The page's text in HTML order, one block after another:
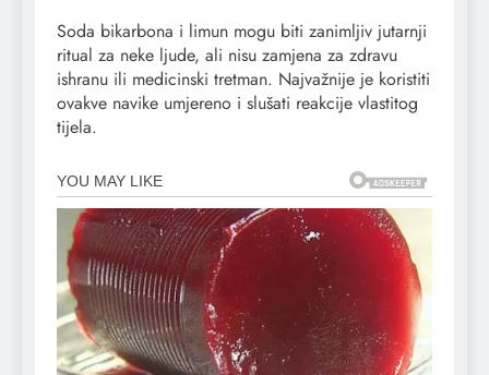
Soda bikarbona i limun mogu biti zanimljiv jutarnji
ritual za neke ljude, ali nisu zamjena za zdravu
ishranu ili medicinski tretman. Najvažnije je koristiti
ovakve navike umjereno i slušati reakcije vlastitog
tijela.